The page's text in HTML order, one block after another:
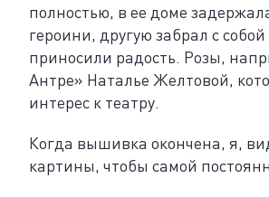
полностью, в ее доме
героини, другую забрал с
приносили радость. Розы,
Антре» Наталье Желтовой,
интерес к театру.
Когда вышивка окончена, я,
картины, чтобы самой